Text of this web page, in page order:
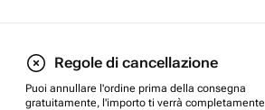
Regole di cancellazione
Puoi annullare l'ordine prima della consegna
gratuitamente, l'importo ti verrà completamente